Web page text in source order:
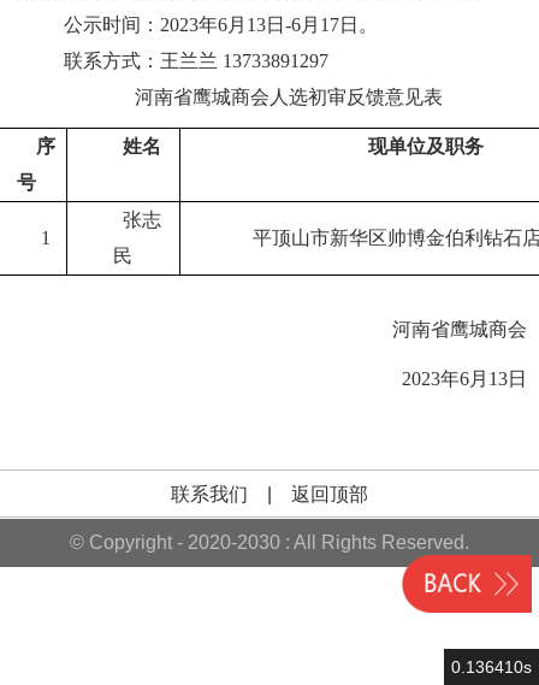
公示时间： 2023年6月13日-6月17日。
联系方式：王兰兰 13733891297
河南省鹰城商会人选初审反馈意见表
序
号
姓名 现单位及职务
1
张志
民
平顶山市新华区帅博金伯利钻石
河南省鹰城商会
2023年6月13日
联系我们 返回顶部
© Copyright - 2020-2030 : All Rights Reserved.
0.136410s